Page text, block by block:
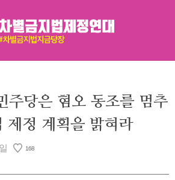
주당은 혐오 동조를 멈추
제정 계획을 밝혀라
168